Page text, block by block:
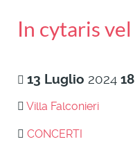
In cytaris
13 Luglio 2024
Villa Falconieri
CONCERTI